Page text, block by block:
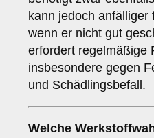
kann jedoch anfälliger
wenn er nicht gut
erfordert regelmäßige
insbesondere gegen
und Schädlingsbefall.
Welche